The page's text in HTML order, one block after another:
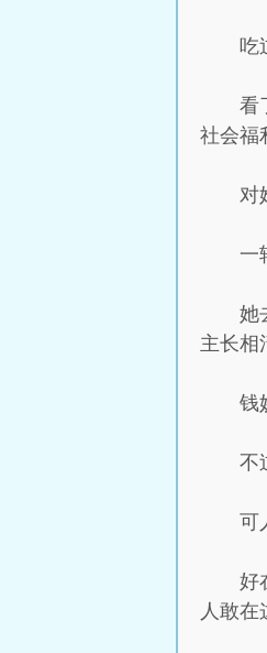
吃
看
社会福
对
一
她
主长相
钱
不
可
好
人敢在